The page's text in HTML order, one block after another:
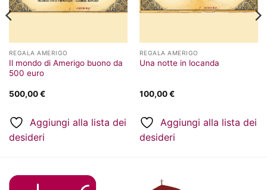
REGALA AMERIGO
Il mondo di Amerigo buono da
500 euro
500,00€
Aggiungi alla lista dei
desideri
REGALA AMERIGO
Una notte in locanda
100,00€
Aggiungi alla lista dei
desideri